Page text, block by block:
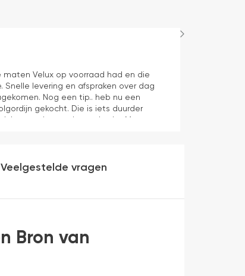
Velux op voorraad had en die
Snelle levering en afspraken over dag
Nog een tip.. heb nu een
gekocht. Die is iets duurder
Veelgestelde vragen
Bron van